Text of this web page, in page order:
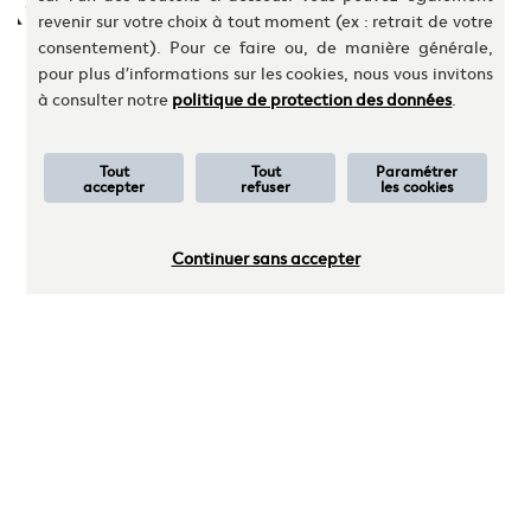
Mentions légales
Informations réglementaires
© Keys Reim 2020 - Tout droits réservés
revenir sur votre choix à tout moment (ex : retrait de votre
consentement). Pour ce faire ou, de manière générale,
pour plus d’informations sur les cookies, nous vous invitons
à consulter notrepolitique de protection des données.
Tout
accepter
Tout
refuser
Paramétrer
les cookies
Continuer sans accepter